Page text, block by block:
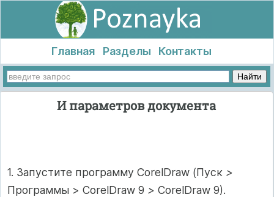
Главная Разделы Контакты
И параметров документа
1. Запустите программу CorelDraw (Пуск >
Программы > CorelDraw 9 > CorelDraw 9).